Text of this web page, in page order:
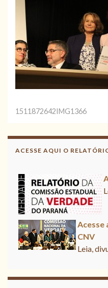
1511872642IMG1366
ACESSE AQUI O
CNV
Leia,
Acesse
CNV
Leia,